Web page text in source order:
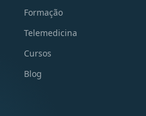
Formação
Telemedicina
Cursos
Blog